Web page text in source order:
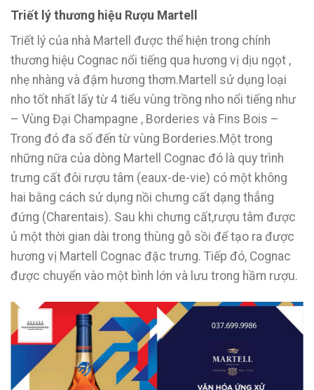
Triết lý thương hiệu Rượu Martell
Triết lý của nhà Martell được thể hiện trong chính
thương hiệu Cognac nổi tiếng qua hương vị dịu ngọt ,
nhẹ nhàng và đậm hương thơm.Martell sử dụng loại
nho tốt nhất lấy từ 4 tiểu vùng trồng nho nổi tiếng như
– Vùng Đại Champagne , Borderies và Fins Bois –
Trong đó đa số đến từ vùng Borderies.Một trong
những nữa của dòng Martell Cognac đó là quy trình
trưng cất đôi rượu tâm (eaux-de-vie) có một không
hai bằng cách sử dụng nồi chưng cất dạng thẳng
đứng (Charentais). Sau khi chưng cất,rượu tâm được
ủ một thời gian dài trong thùng gỗ sồi để tạo ra được
hương vị Martell Cognac đặc trưng. Tiếp đó, Cognac
được chuyển vào một bình lớn và lưu trong hầm rượu.